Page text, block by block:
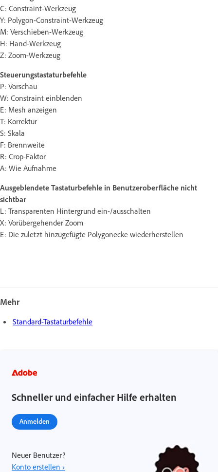
C: Constraint-Werkzeug
Y: Polygon-Constraint-Werkzeug
M: Verschieben-Werkzeug
H: Hand-Werkzeug
Z: Zoom-Werkzeug
Steuerungstastaturbefehle
P: Vorschau
W: Constraint einblenden
E: Mesh anzeigen
T: Korrektur
S: Skala
F: Brennweite
R: Crop-Faktor
A: Wie Aufnahme
Ausgeblendete Tastaturbefehle in Benutzeroberfläche nicht
sichtbar
L: Transparenten Hintergrund ein-/ausschalten
X: Vorübergehender Zoom
E: Die zuletzt hinzugefügte Polygonecke wiederherstellen
Mehr
Standard-Tastaturbefehle
Schneller und einfacher Hilfe erhalten
Anmelden
Neuer Benutzer?
Konto erstellen ›